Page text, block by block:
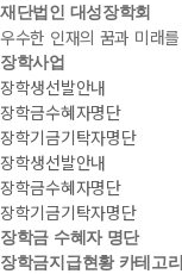
재단법인 대성장학회
우수한 인재의 꿈과 미래
장학사업
장학생선발안내
장학금수혜자명단
장학기금기탁자명단
장학생선발안내
장학금수혜자명단
장학기금기탁자명단
장학금 수혜자 명단
장학금지급현황 카테고리